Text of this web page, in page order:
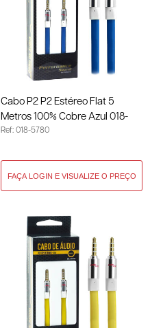
Cabo P2 P2 Estéreo Flat 5
Metros 100% Cobre Azul 018-
5780
Ref: 018-5780